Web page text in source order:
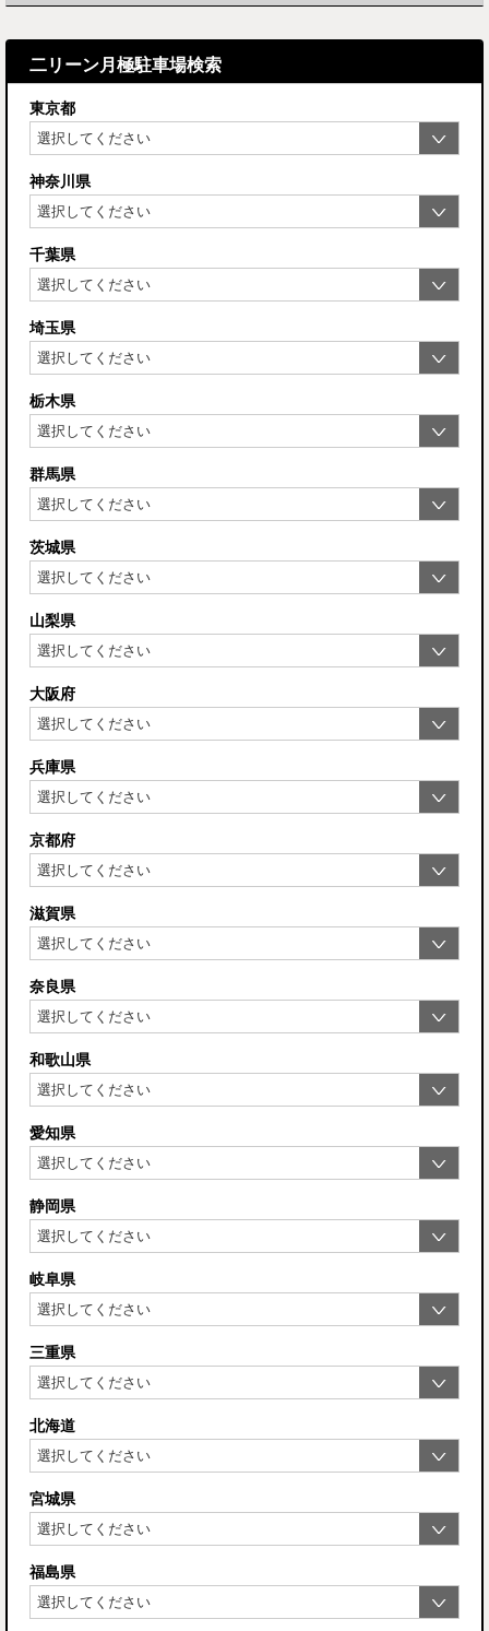
二リーン月極駐車場検索
東京都
神奈川県
千葉県
埼玉県
栃木県
群馬県
茨城県
山梨県
大阪府
兵庫県
京都府
滋賀県
奈良県
和歌山県
愛知県
静岡県
岐阜県
三重県
北海道
宮城県
福島県